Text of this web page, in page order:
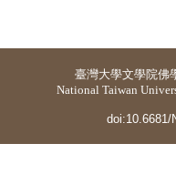
臺灣大學文學院佛
National Taiwan
doi:10.6681/